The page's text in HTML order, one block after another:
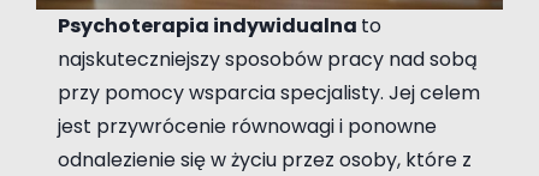
Psychoterapia indywidualna to
najskuteczniejszy sposobów pracy nad sobą
przy pomocy wsparcia specjalisty. Jej celem
jest przywrócenie równowagi i ponowne
odnalezienie się w życiu przez osoby, które z